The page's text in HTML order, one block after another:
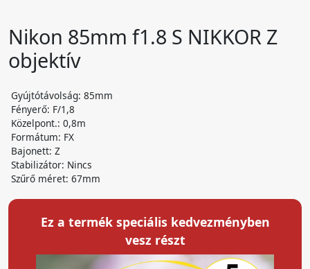
Nikon 85mm f1.8 S NIKKOR Z
objektív
Gyújtótávolság: 85mm
Fényerő: F/1,8
Közelpont.: 0,8m
Formátum: FX
Bajonett: Z
Stabilizátor: Nincs
Szűrő méret: 67mm
Ez a termék speciális kedvezményben
vesz részt